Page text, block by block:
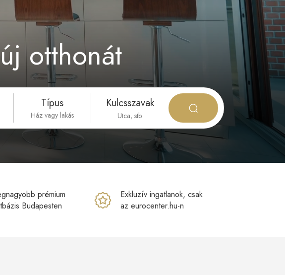
Típus
Ház vagy lakás
Kulcsszavak
otthonát
prémium
Budapesten
Exkluzív ingatlanok, csak
az eurocenter.hu-n